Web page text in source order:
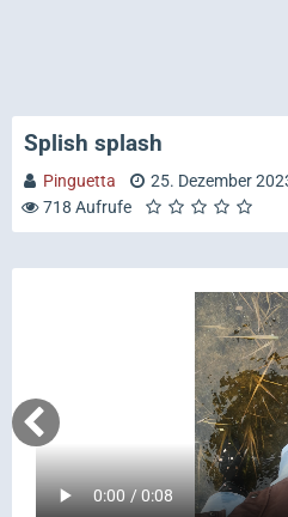
Splish splash
Pinguetta 25. Dezember
718 Aufrufe